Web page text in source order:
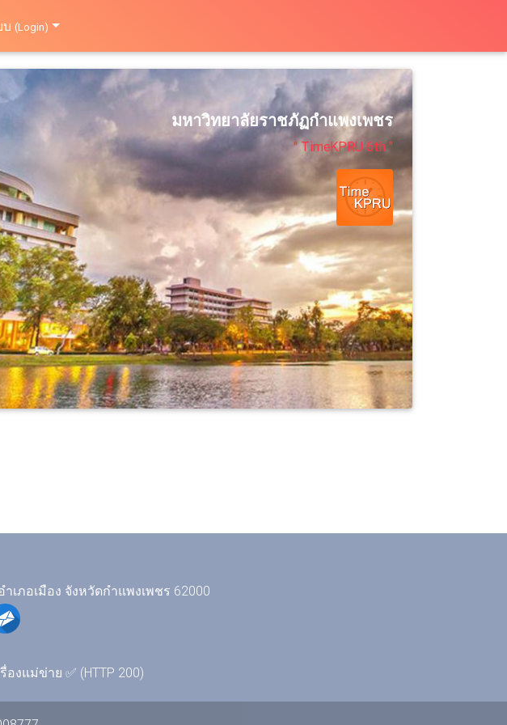
บ (Login)
มหาวิทยาลัยราชภัฏกำแพงเพชร
" TimeKPRU 6th "
ภอเมือง จังหวัดกำแพงเพชร 62000
งแม่ข่าย ✅ (HTTP 200)